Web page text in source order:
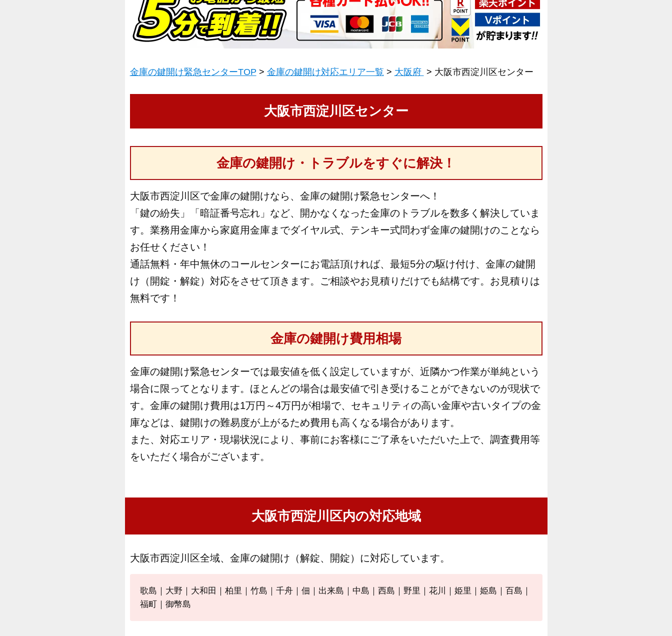
金庫の鍵開け緊急センターTOP 金庫の鍵開け対応エリア一覧 大阪府 大阪市西淀川区センター
大阪市西淀川区センター
金庫の鍵開け・トラブルをすぐに解決！
大阪市西淀川区で金庫の鍵開けなら、金庫の鍵開け緊急センターへ！
「鍵の紛失」「暗証番号忘れ」など、開かなくなった金庫のトラブルを数多く解決していま
す。業務用金庫から家庭用金庫までダイヤル式、テンキー式問わず金庫の鍵開けのことなら
お任せください！
通話無料・年中無休のコールセンターにお電話頂ければ、最短5分の駆け付け、金庫の鍵開
け（開錠・解錠）対応をさせて頂きます。ご相談やお見積りだけでも結構です。お見積りは
無料です！
金庫の鍵開け費用相場
金庫の鍵開け緊急センターでは最安値を低く設定していますが、近隣かつ作業が単純という
場合に限ってとなります。ほとんどの場合は最安値で引き受けることができないのが現状で
す。金庫の鍵開け費用は1万円～4万円が相場で、セキュリティの高い金庫や古いタイプの金
庫などは、鍵開けの難易度が上がるため費用も高くなる場合があります。
また、対応エリア・現場状況により、事前にお客様にご了承をいただいた上で、調査費用等
をいただく場合がございます。
大阪市西淀川区内の対応地域
大阪市西淀川区全域、金庫の鍵開け（解錠、開錠）に対応しています。
歌島｜大野｜大和田｜柏里｜竹島｜千舟｜佃｜出来島｜中島｜西島｜野里｜花川｜姫里｜姫島｜百島｜
福町｜御幣島